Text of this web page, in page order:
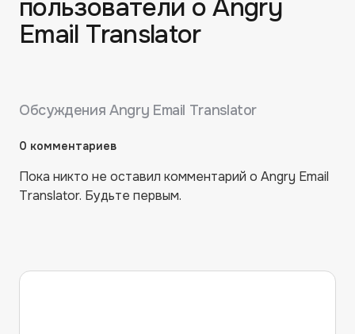
пользователи оAngry
Email Translator
ОбсужденияAngry Email Translator
0 комментариев
Пока никто не оставил комментарий о Angry Email
Translator. Будьте первым.